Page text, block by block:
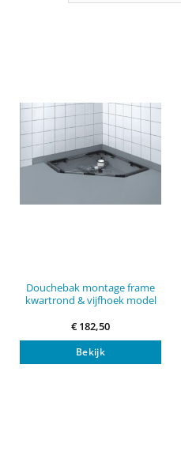
Douchebak montage frame
kwartrond & vijfhoek model
€ 182,50
Bekijk